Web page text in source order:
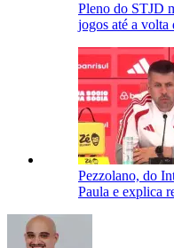
Pleno do STJD
jogos até a volta
Pezzolano, do
Paula e explica